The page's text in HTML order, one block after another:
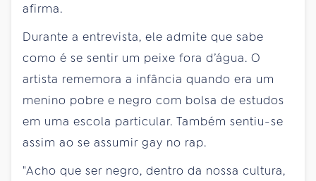
afirma.
Durante a entrevista, ele admite que sabe
como é se sentir um peixe fora d’água. O
artista rememora a infância quando era um
menino pobre e negro com bolsa de estudos
em uma escola particular. Também sentiu-se
assim ao se assumir gay no rap.
"Acho que ser negro, dentro da nossa cultura,